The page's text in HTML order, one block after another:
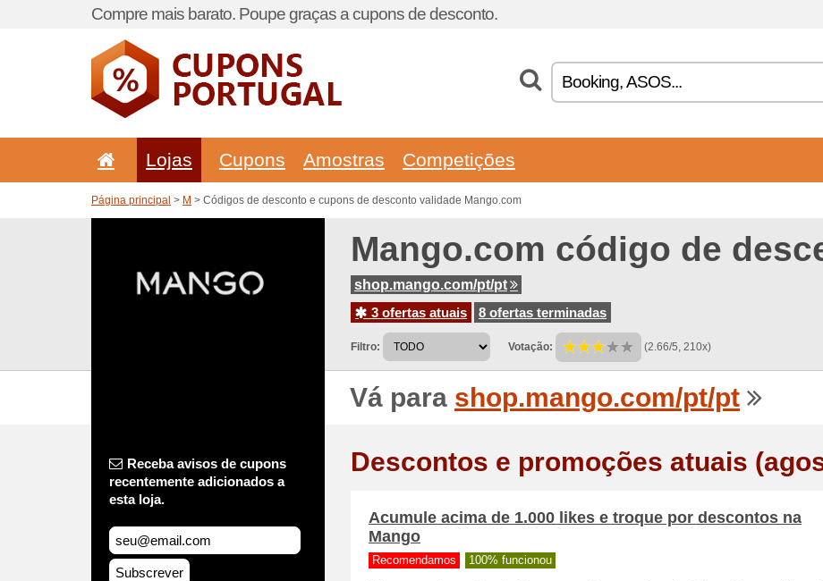
Compre mais barato. Poupe graças a cupons de desconto.
Lojas Cupons Amostras Competições
Página principal > M > Códigos de desconto e cupons de desconto validade Mango.com
Mango.com código de
shop.mango.com/pt/pt
3 ofertas atuais
8 ofertas terminadas
Filtro: Votação: (2.66/5, 210x)
Vá para shop.mango.com/pt/pt
Receba avisos de cupons
recentemente adicionados a
esta loja.
Subscrever
Descontos e promoções atuais
Acumule acima de 1.000 likes e troque por descontos na
Mango
Recomendamos 100% funcionou